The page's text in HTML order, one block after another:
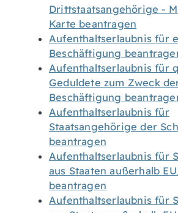
Drittstaatsangehörige -
Karte beantragen
Aufenthaltserlaubnis für
Beschäftigung
Aufenthaltserlaubnis für
Geduldete zum Zweck
Beschäftigung
Aufenthaltserlaubnis für
Staatsangehörige der
beantragen
Aufenthaltserlaubnis für
aus Staaten außerhalb
beantragen
Aufenthaltserlaubnis für